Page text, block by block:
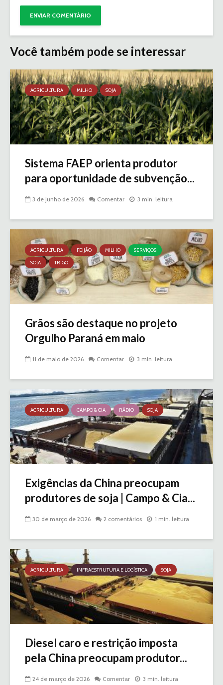
Você também pode se interessar
AGRICULTURA MILHO SOJA
Sistema FAEP orienta produtor
para oportunidade de subvenção...
3 de junho de 2026 Comentar 3 min. leitura
AGRICULTURA FEIJÃO MILHO
SERVIÇOS
SOJA
TRIGO
Grãos são destaque no projeto
Orgulho Paraná em maio
11 de maio de 2026 Comentar 3 min. leitura
AGRICULTURA CAMPO & CIA RÁDIO SOJA
Exigências da China preocupam
produtores de soja | Campo & Cia...
30 de março de 2026 2 comentários 1 min. leitura
AGRICULTURA INFRAESTRUTURA E LOGÍSTICA SOJA
Diesel caro e restrição imposta
pela China preocupam produtor...
24 de março de 2026 Comentar 3 min. leitura